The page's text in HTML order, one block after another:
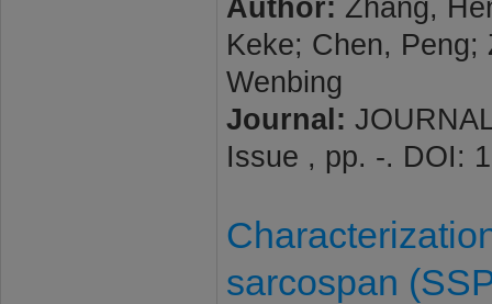
Author: Zhang,
Keke; Chen, Peng;
Wenbing
Journal:
Issue , pp. -. DOI:
sarcospan